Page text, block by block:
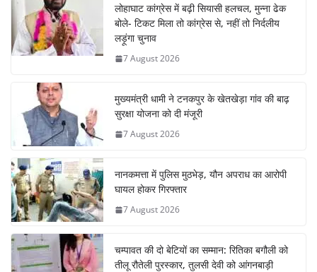
लोहाघाट कांग्रेस में बढ़ी सियासी हलचल, मुन्ना ढेक
बोले- टिकट मिला तो कांग्रेस से, नहीं तो निर्दलीय
लड़ूंगा चुनाव
7 August 2026
मुख्यमंत्री धामी ने टनकपुर के खेतखेड़ा गांव की बाढ़
सुरक्षा योजना को दी मंजूरी
7 August 2026
नानकमत्ता में पुलिस मुठभेड़, यौन अपराध का आरोपी
घायल होकर गिरफ्तार
7 August 2026
चम्पावत की दो बेटियों का सम्मान: रितिका बगौली को
तीलू रौतेली पुरस्कार, तुलसी देवी को आंगनबाड़ी